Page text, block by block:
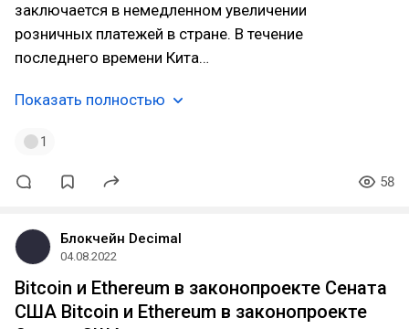
заключается в немедленном увеличении
розничных платежей в стране. В течение
последнего времени Кита…
Показать полностью
1
58
Блокчейн Decimal
04.08.2022
Bitcoin и Ethereum в законопроекте Сената
США Bitcoin и Ethereum в законопроекте